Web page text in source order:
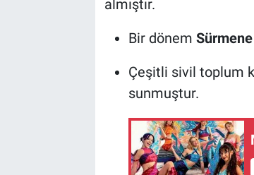
almıştır.
Bir dönem
Çeşitli sivil toplum
sunmuştur.